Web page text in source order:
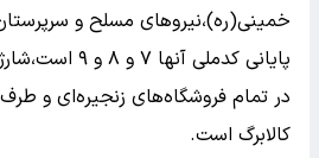
خمینی(ره)،نیروهای مسلح و
پایانی کدملی
در تمام فروشگاه‌های زنجیره‌ای و طرف
کالابرگ است.